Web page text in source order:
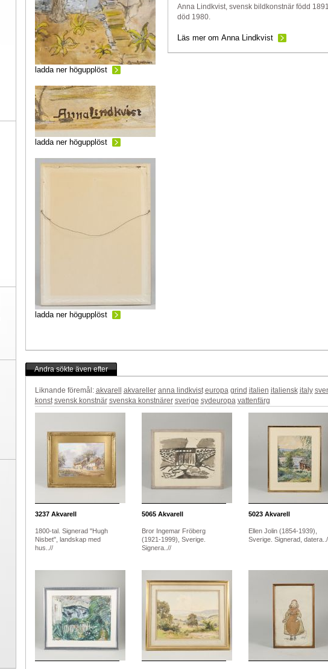
ladda ner högupplöst
ladda ner högupplöst
ladda ner högupplöst
Anna Lindkvist, svensk bildkonstnär född
död 1980.
Läs mer om Anna Lindkvist
Andra sökte även efter
Liknande föremål: akvarell akvareller anna lindkvist europa grind italien italiensk italy
konst svensk konstnär svenska konstnärer sverige sydeuropa vattenfärg
3237Akvarell
1800-tal. Signerad "Hugh
Nisbet", landskap med
hus..//
5065Akvarell
Bror Ingemar Fröberg
(1921-1999), Sverige.
Signera..//
5023Akvarell
Ellen Jolin (1854-1939),
Sverige. Signerad,